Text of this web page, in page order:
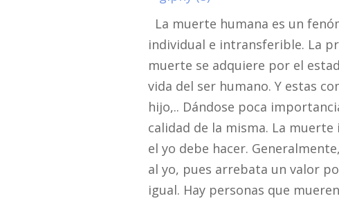
La muerte humana es un
individual e intransferible. La
muerte se adquiere por el
vida del ser humano. Y estas
hijo,.. Dándose poca
calidad de la misma. La muerte
el yo debe hacer.
al yo, pues arrebata un valor
igual. Hay personas que